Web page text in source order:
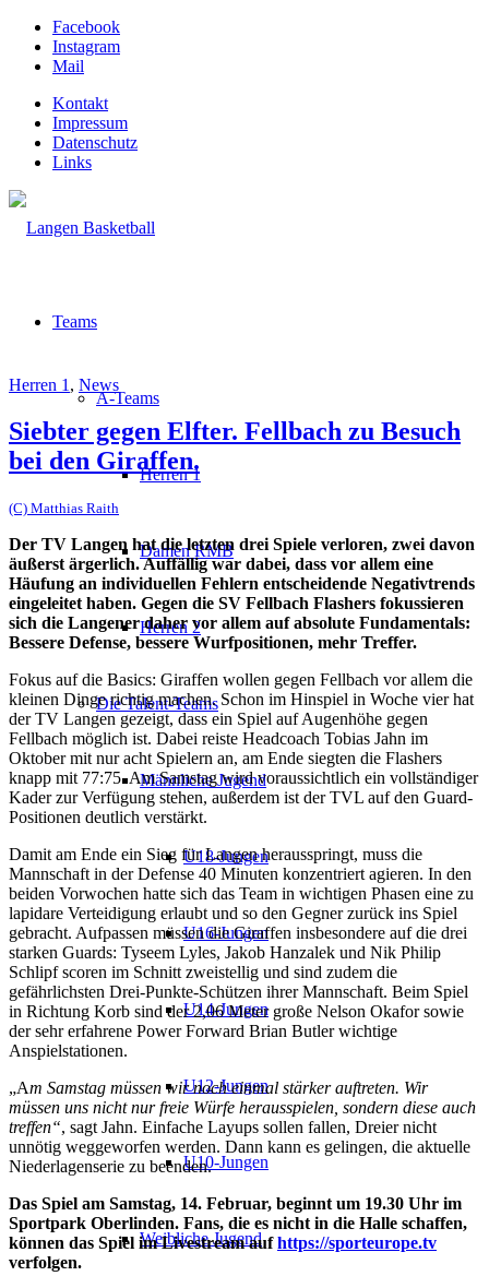
Facebook
Instagram
Mail
Kontakt
Impressum
Datenschutz
Links
Teams
A-Teams
Herren 1
Damen RMB
Herren 2
Die Talent-Teams
Männliche Jugend
U18-Jungen
U16-Jungen
U14-Jungen
U12-Jungen
U10-Jungen
Weibliche Jugend
Herren 1 , News
Siebter gegen Elfter. Fellbach zu Besuch
bei den Giraffen.
(C) Matthias Raith
Der TV Langen hat die letzten drei Spiele verloren, zwei davon
äußerst ärgerlich. Auffällig war dabei, dass vor allem eine
Häufung an individuellen Fehlern entscheidende Negativtrends
eingeleitet haben. Gegen die SV Fellbach Flashers fokussieren
sich die Langener daher vor allem auf absolute Fundamentals:
Bessere Defense, bessere Wurfpositionen, mehr Treffer.
Fokus auf die Basics: Giraffen wollen gegen Fellbach vor allem die
kleinen Dinge richtig machen. Schon im Hinspiel in Woche vier hat
der TV Langen gezeigt, dass ein Spiel auf Augenhöhe gegen
Fellbach möglich ist. Dabei reiste Headcoach Tobias Jahn im
Oktober mit nur acht Spielern an, am Ende siegten die Flashers
knapp mit 77:75. Am Samstag wird voraussichtlich ein vollständiger
Kader zur Verfügung stehen, außerdem ist der TVL auf den Guard-
Positionen deutlich verstärkt.
Damit am Ende ein Sieg für Langen herausspringt, muss die
Mannschaft in der Defense 40 Minuten konzentriert agieren. In den
beiden Vorwochen hatte sich das Team in wichtigen Phasen eine zu
lapidare Verteidigung erlaubt und so den Gegner zurück ins Spiel
gebracht. Aufpassen müssen die Giraffen insbesondere auf die drei
starken Guards: Tyseem Lyles, Jakob Hanzalek und Nik Philip
Schlipf scoren im Schnitt zweistellig und sind zudem die
gefährlichsten Drei-Punkte-Schützen ihrer Mannschaft. Beim Spiel
in Richtung Korb sind der 2,06 Meter große Nelson Okafor sowie
der sehr erfahrene Power Forward Brian Butler wichtige
Anspielstationen.
„Am Samstag müssen wir noch einmal stärker auftreten. Wir
müssen uns nicht nur freie Würfe herausspielen, sondern diese auch
treffen“, sagt Jahn. Einfache Layups sollen fallen, Dreier nicht
unnötig weggeworfen werden. Dann kann es gelingen, die aktuelle
Niederlagenserie zu beenden.
Das Spiel am Samstag, 14. Februar, beginnt um 19.30 Uhr im
Sportpark Oberlinden. Fans, die es nicht in die Halle schaffen,
können das Spiel im Livestream aufhttps://sporteurope.tv
verfolgen.